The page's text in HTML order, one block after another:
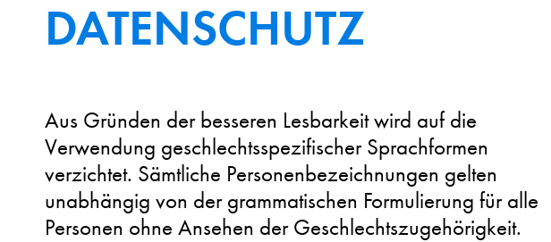
DATENSCHUTZ
Aus Gründen der besseren Lesbarkeit wird auf die
Verwendung geschlechtsspezifischer Sprachformen
verzichtet. Sämtliche Personenbezeichnungen gelten
unabhängig von der grammatischen Formulierung für alle
Personen ohne Ansehen der Geschlechtszugehörigkeit.